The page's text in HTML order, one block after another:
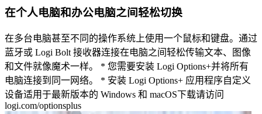
在个人电脑和办公电脑之间轻松切换
在多台电脑甚至不同的操作系统上使用一个鼠标和键盘。通过
蓝牙或 Logi Bolt 接收器连接在电脑之间轻松传输文本、图像
和文件就像魔术一样。 * 您需要安装 Logi Options+并将所有
电脑连接到同一网络。 * 安装 Logi Options+ 应用程序自定义
设备适用于最新版本的 Windows 和 macOS下载请访问
logi.com/optionsplus